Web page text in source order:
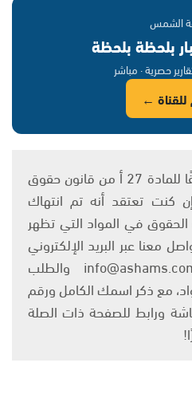
الشمس
بلحظة بلحظة
حصرية · مباشر
←
يتم الاستخدام المواد وفقًا للمادة 27 أ من قانون حقوق
والنشر 2007، وإن كنت تعتقد أنه تم انتهاك
في المواد التي تظهر
معنا عبر البريد الإلكتروني
على العنوان التالي: info@ashams.com والطلب
مع ذكر اسمك الكامل ورقم
ورابط للصفحة ذات الصلة